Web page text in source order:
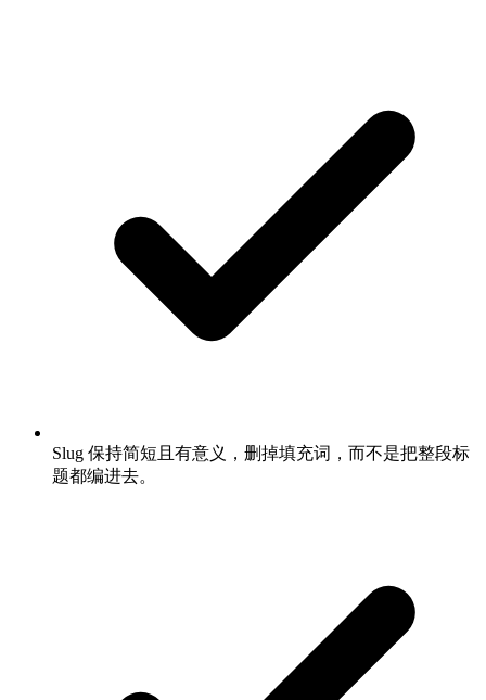
Slug 保持简短且有意义，删掉填充词，而不是把整段标
题都编进去。